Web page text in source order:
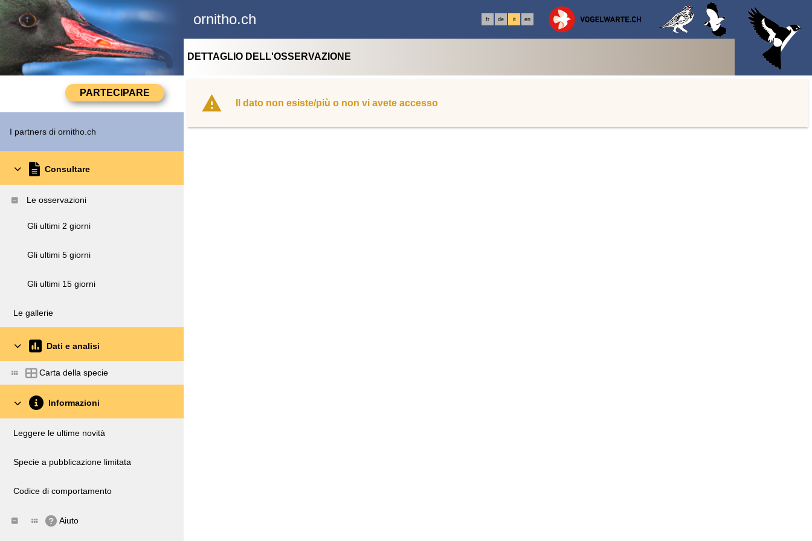
ornitho.ch fr de it en
I partners di ornitho.ch
Consultare
Le osservazioni
Gli ultimi 2 giorni
Gli ultimi 5 giorni
Gli ultimi 15 giorni
Le gallerie
Dati e analisi
Carta della specie
Informazioni
Leggere le ultime novità
Specie a pubblicazione limitata
Codice di comportamento
Aiuto
DETTAGLIO DELL'OSSERVAZIONE
Il dato non esiste/più o non vi avete accesso